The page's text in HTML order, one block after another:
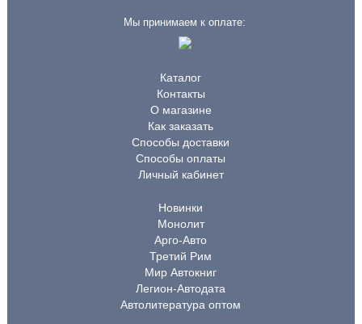
Мы принимаем к оплате:
Каталог
Контакты
О магазине
Как заказать
Способы доставки
Способы оплаты
Личный кабинет
Новинки
Монолит
Арго-Авто
Третий Рим
Мир Автокниг
Легион-Автодата
Автолитература оптом